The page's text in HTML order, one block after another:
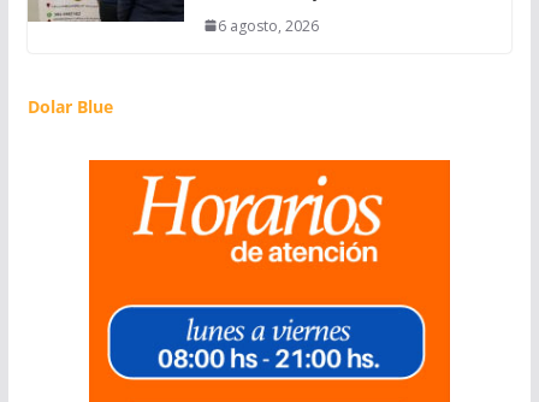
6 agosto, 2026
Dolar Blue